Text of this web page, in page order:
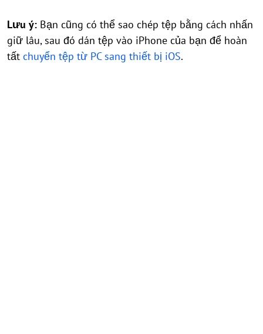
Lưu ý: Bạn cũng có thể sao chép tệp bằng cách nhấn
giữ lâu, sau đó dán tệp vào iPhone của bạn để hoàn
tất chuyển tệp từ PC sang thiết bị iOS.